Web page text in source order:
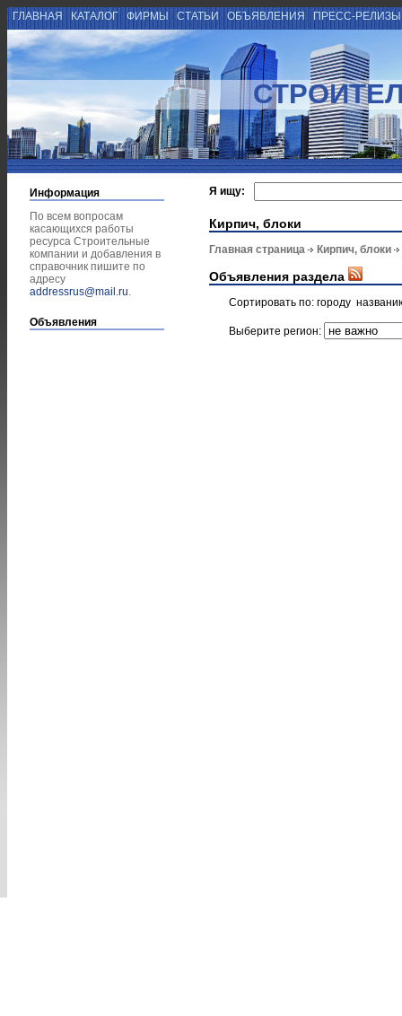
ГЛАВНАЯ КАТАЛОГ ФИРМЫ СТАТЬИ ОБЪЯВЛЕНИЯ ПРЕСС-
Информация
По всем вопросам
касающихся работы
ресурса Строительные
компании и добавления в
справочник пишите по
адресу
addressrus@mail.ru.
Объявления
Я ищу:
Кирпич, блоки
Главная страница Кирпич, блоки
Объявления раздела
Сортировать по: городу
Выберите регион: